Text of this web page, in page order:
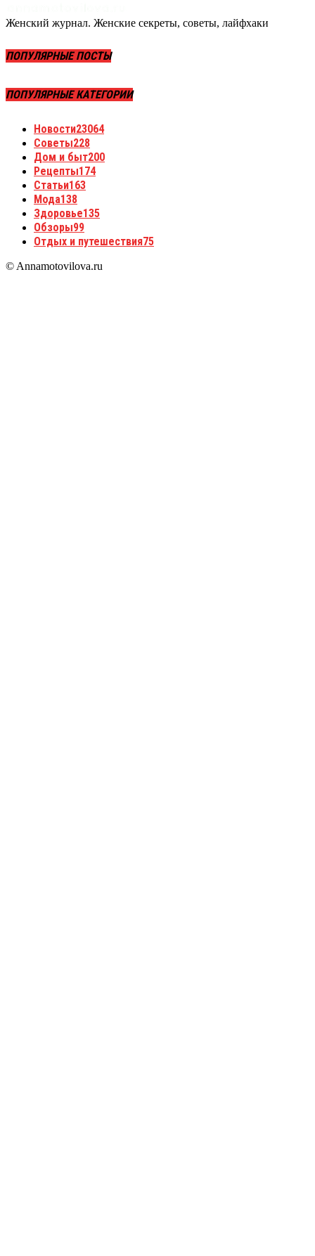
Женский журнал. Женские секреты, советы, лайфхаки
ПОПУЛЯРНЫЕ ПОСТЫ
ПОПУЛЯРНЫЕ КАТЕГОРИИ
Новости23064
Советы228
Дом и быт200
Рецепты174
Статьи163
Мода138
Здоровье135
Обзоры99
Отдых и путешествия75
© Annamotovilova.ru